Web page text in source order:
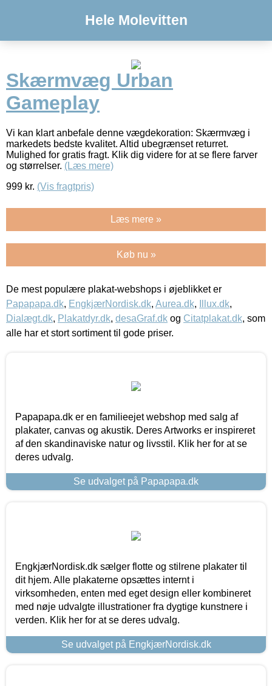
Hele Molevitten
Skærmvæg Urban
Gameplay
Vi kan klart anbefale denne vægdekoration: Skærmvæg i
markedets bedste kvalitet. Altid ubegrænset returret.
Mulighed for gratis fragt. Klik dig videre for at se flere farver
og størrelser. (Læs mere)
999 kr. (Vis fragtpris)
Læs mere »
Køb nu »
De mest populære plakat-webshops i øjeblikket er
Papapapa.dk, EngkjærNordisk.dk, Aurea.dk, Illux.dk,
Dialægt.dk, Plakatdyr.dk, desaGraf.dk og Citatplakat.dk, som
alle har et stort sortiment til gode priser.
Papapapa.dk er en familieejet webshop med salg af
plakater, canvas og akustik. Deres Artworks er inspireret
af den skandinaviske natur og livsstil. Klik her for at se
deres udvalg.
Se udvalget på Papapapa.dk
EngkjærNordisk.dk sælger flotte og stilrene plakater til
dit hjem. Alle plakaterne opsættes internt i
virksomheden, enten med eget design eller kombineret
med nøje udvalgte illustrationer fra dygtige kunstnere i
verden. Klik her for at se deres udvalg.
Se udvalget på EngkjærNordisk.dk